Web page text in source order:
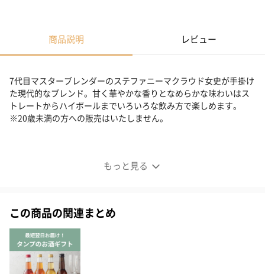
商品説明 レビュー
もっと見る
7代目マスターブレンダーのステファニーマクラウド女史が手掛け
た現代的なブレンド。甘く華やかな香りとなめらかな味わいはス
トレートからハイボールまでいろいろな飲み方で楽しめます。
※20歳未満の方への販売はいたしません。
この商品の関連まとめ